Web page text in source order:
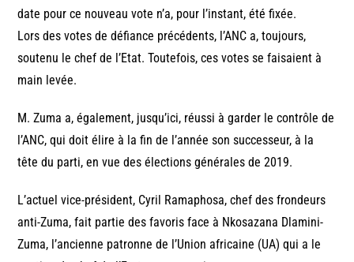
date pour ce nouveau vote n’a, pour l’instant, été fixée.
Lors des votes de défiance précédents, l’ANC a, toujours,
soutenu le chef de l’Etat. Toutefois, ces votes se faisaient à
main levée.
M. Zuma a, également, jusqu’ici, réussi à garder le contrôle de
l’ANC, qui doit élire à la fin de l’année son successeur, à la
tête du parti, en vue des élections générales de 2019.
L’actuel vice-président, Cyril Ramaphosa, chef des frondeurs
anti-Zuma, fait partie des favoris face à Nkosazana Dlamini-
Zuma, l’ancienne patronne de l’Union africaine (UA) qui a le